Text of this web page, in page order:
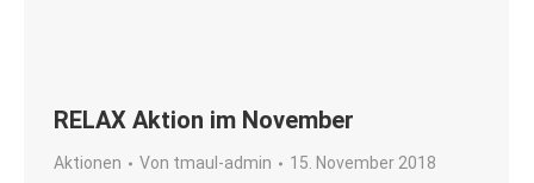
RELAX Aktion im November
Aktionen Von tmaul-admin 15. November 2018